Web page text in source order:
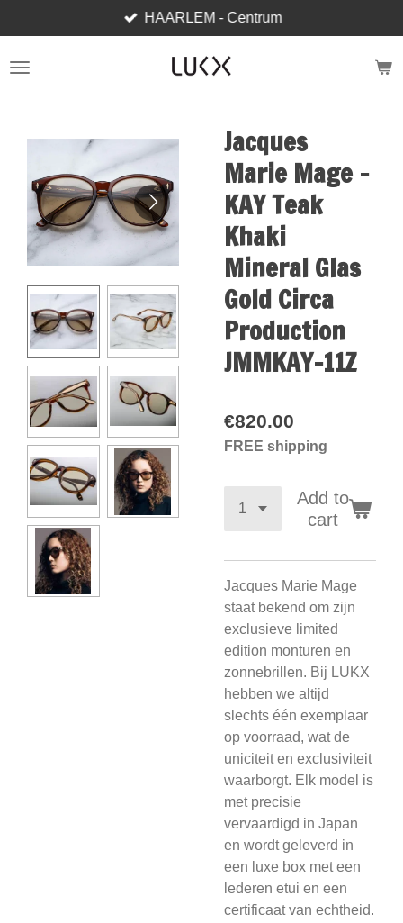
to
main
HAARLEM - Centrum
Jacques
Marie Mage -
KAY Teak
Khaki
Mineral Glas
Gold Circa
Production
JMMKAY-11Z
€820.00
FREE shipping
Add to
cart
Jacques Marie Mage
staat bekend om zijn
exclusieve limited
edition monturen en
zonnebrillen. Bij LUKX
hebben we altijd
slechts één exemplaar
op voorraad, wat de
uniciteit en exclusiviteit
waarborgt. Elk model is
met precisie
vervaardigd in Japan
en wordt geleverd in
een luxe box met een
lederen etui en een
certificaat van echtheid.